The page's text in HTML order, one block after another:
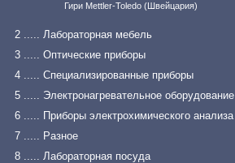
Гири Mettler-Toledo (Швейцария)
2 ..... Лабораторная мебель
3 ..... Оптические приборы
4 ..... Специализированные приборы
5 ..... Электронагревательное оборудование
6 ..... Приборы электрохимического анализа
7 ..... Разное
8 ..... Лабораторная посуда